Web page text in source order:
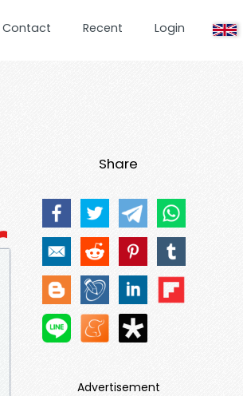
Contact Recent Login
Share
Advertisement